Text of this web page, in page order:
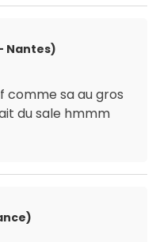
Nantes)
comme sa au gros
du sale hmmm